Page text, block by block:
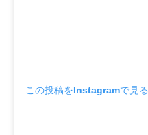
この投稿をInstagramで見る